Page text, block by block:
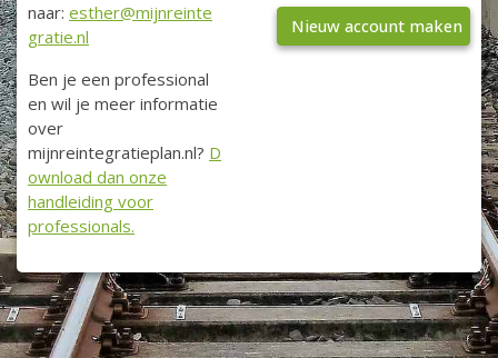
naar: esther@mijnreinte
gratie.nl
Ben je een professional
en wil je meer informatie
over
mijnreintegratieplan.nl? D
ownload dan onze
handleiding voor
professionals.
Nieuw account maken